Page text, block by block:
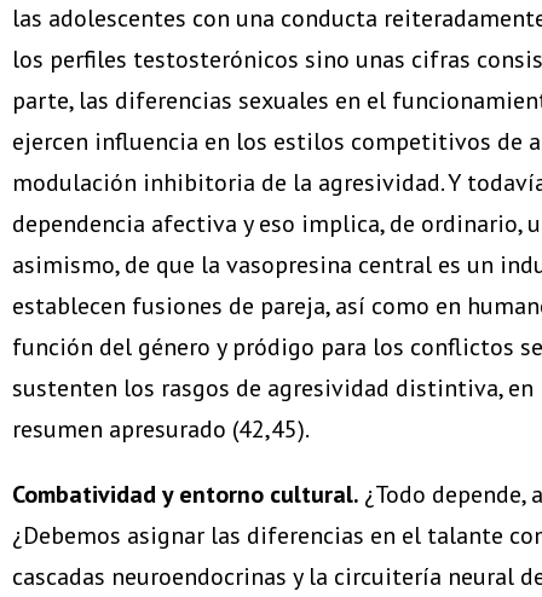
las adolescentes con una conducta
los perfiles testosterónicos sino unas cifras
parte, las diferencias sexuales en el
ejercen influencia en los estilos competitivos de
modulación inhibitoria de la agresividad. Y
dependencia afectiva y eso implica, de ordinario,
asimismo, de que la vasopresina central es un
establecen fusiones de pareja, así como en
función del género y pródigo para los conflictos
sustenten los rasgos de agresividad distintiva,
resumen apresurado (42,45).
Combatividad y entorno cultural. ¿Todo
¿Debemos asignar las diferencias en el talante
cascadas neuroendocrinas y la circuitería neural